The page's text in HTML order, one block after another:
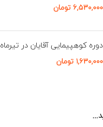
۶,۵۳۰,۰۰۰تومان
دوره کوهپیمایی آقایان در تیرماه 1405
۱,۶۳۰,۰۰۰ تومان